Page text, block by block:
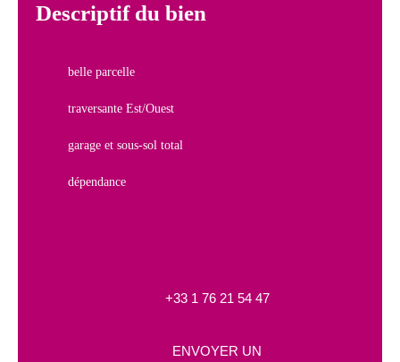
Descriptif du bien
belle parcelle
traversante Est/Ouest
garage et sous-sol total
dépendance
+33 1 76 21 54 47
ENVOYER UN